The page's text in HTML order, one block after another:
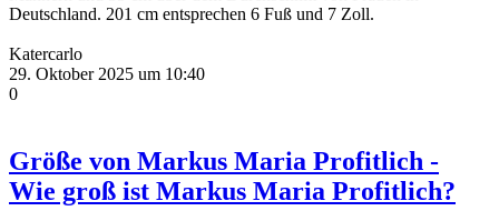
Deutschland. 201 cm entsprechen 6 Fuß und 7 Zoll.
Katercarlo
29. Oktober 2025 um 10:40
0
Größe von Markus Maria Profitlich -
Wie groß ist Markus Maria Profitlich?